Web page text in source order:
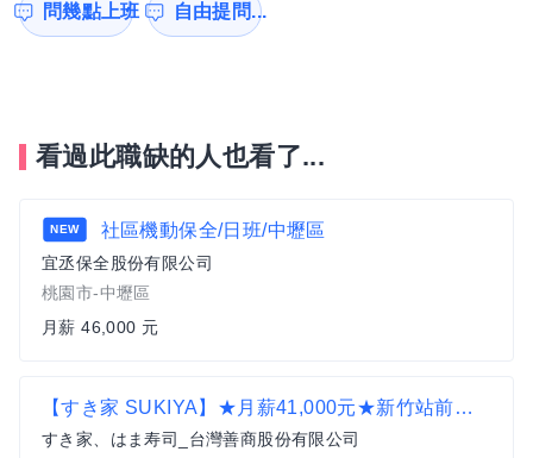
問幾點上班 自由提問...
看過此職缺的人也看了...
NEW 社區機動保全/日班/中壢區
宜丞保全股份有限公司
桃園市-中壢區
月薪 46,000 元
【すき家 SUKIYA】★月薪41,000元★新竹站前店 儲備幹部
すき家、はま寿司_台灣善商股份有限公司